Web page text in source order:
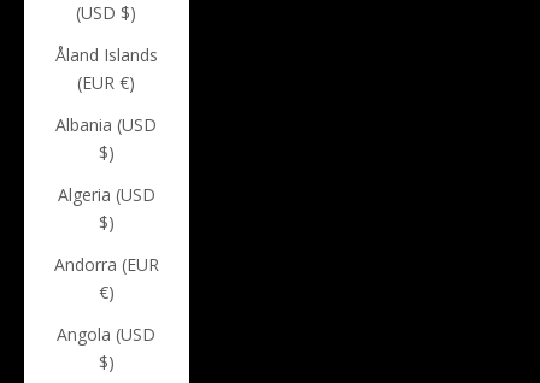
(USD $)
Åland Islands
(EUR €)
Albania (USD
$)
Algeria (USD
$)
Andorra (EUR
€)
Angola (USD
$)